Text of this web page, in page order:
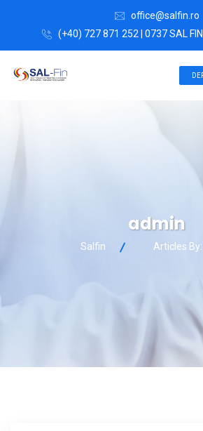
office@salfin.ro
(+40) 727 871 252 | 0737 SAL
admin
Salfin Articles